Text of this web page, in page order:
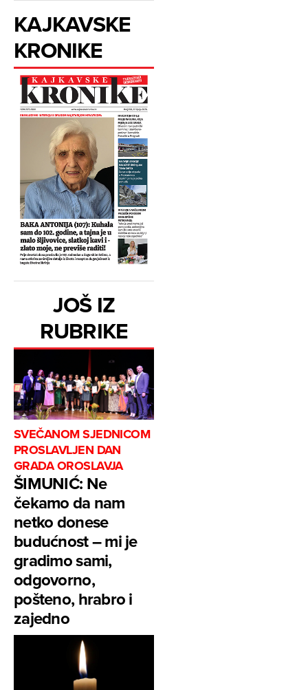
KAJKAVSKE
KRONIKE
JOŠ IZ
RUBRIKE
SVEČANOM SJEDNICOM
PROSLAVLJEN DAN
GRADA OROSLAVJA
ŠIMUNIĆ: Ne
čekamo da nam
netko donese
budućnost – mi je
gradimo sami,
odgovorno,
pošteno, hrabro i
zajedno